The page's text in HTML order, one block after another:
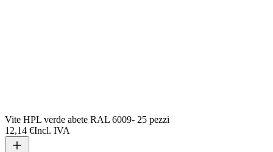
Vite HPL verde abete RAL 6009- 25 pezzi
12,14 €Incl. IVA